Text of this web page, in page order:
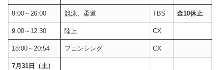
9:00～26:00 競泳、柔道 TBS 金10休止
9:00～12:30 陸上 CX
18:00～20:54 フェンシング CX
7月31日（土）